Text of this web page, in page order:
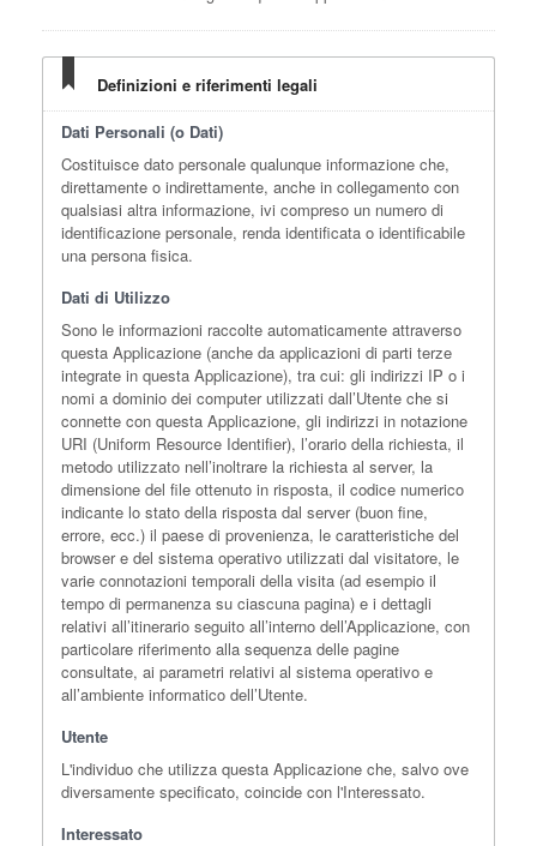
Definizioni e riferimenti legali
Dati Personali (o Dati)
Costituisce dato personale qualunque informazione che,
direttamente o indirettamente, anche in collegamento con
qualsiasi altra informazione, ivi compreso un numero di
identificazione personale, renda identificata o identificabile
una persona fisica.
Dati di Utilizzo
Sono le informazioni raccolte automaticamente attraverso
questa Applicazione (anche da applicazioni di parti terze
integrate in questa Applicazione), tra cui: gli indirizzi IP o i
nomi a dominio dei computer utilizzati dall’Utente che si
connette con questa Applicazione, gli indirizzi in notazione
URI (Uniform Resource Identifier), l’orario della richiesta, il
metodo utilizzato nell’inoltrare la richiesta al server, la
dimensione del file ottenuto in risposta, il codice numerico
indicante lo stato della risposta dal server (buon fine,
errore, ecc.) il paese di provenienza, le caratteristiche del
browser e del sistema operativo utilizzati dal visitatore, le
varie connotazioni temporali della visita (ad esempio il
tempo di permanenza su ciascuna pagina) e i dettagli
relativi all’itinerario seguito all’interno dell’Applicazione, con
particolare riferimento alla sequenza delle pagine
consultate, ai parametri relativi al sistema operativo e
all’ambiente informatico dell’Utente.
Utente
L'individuo che utilizza questa Applicazione che, salvo ove
diversamente specificato, coincide con l'Interessato.
Interessato